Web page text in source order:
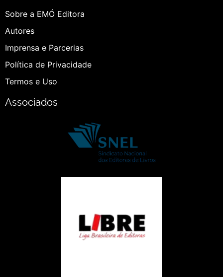
Sobre a EMÓ Editora
Autores
Imprensa e Parcerias
Política de Privacidade
Termos e Uso
Associados